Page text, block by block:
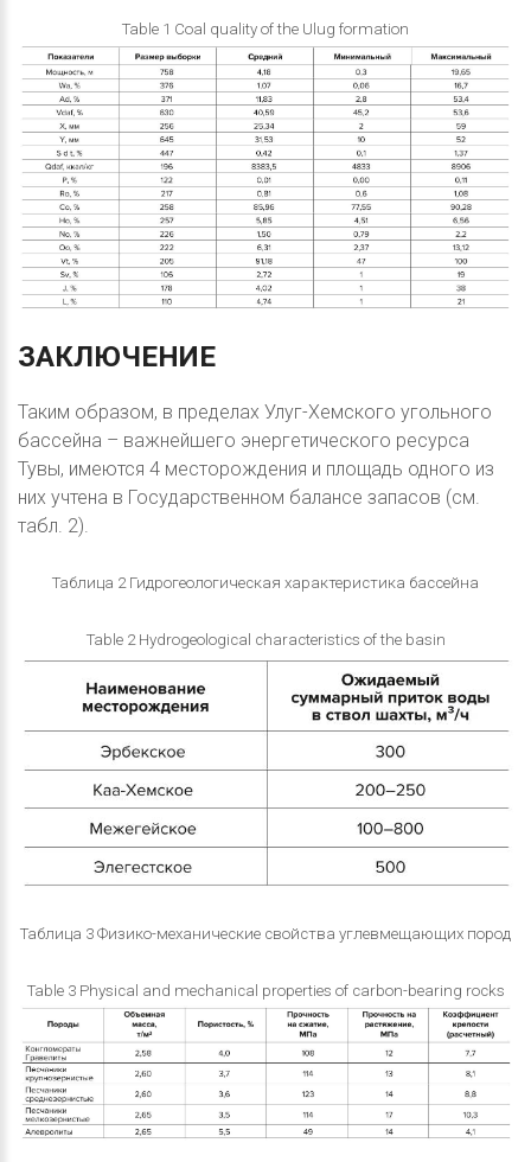
Table 1 Coal quality of the Ulug formation
ЗАКЛЮЧЕНИЕ
Таким образом, в пределах Улуг-Хемского угольного
бассейна – важнейшего энергетического ресурса
Тувы, имеются 4 месторождения и площадь одного из
них учтена в Государственном балансе запасов (см.
табл. 2).
Таблица 2 Гидрогеологическая характеристика бассейна
Table 2 Hydrogeological characteristics of the basin
Таблица 3 Физико-механические свойства углевмещающих пород
Table 3 Physical and mechanical properties of carbon-bearing rocks